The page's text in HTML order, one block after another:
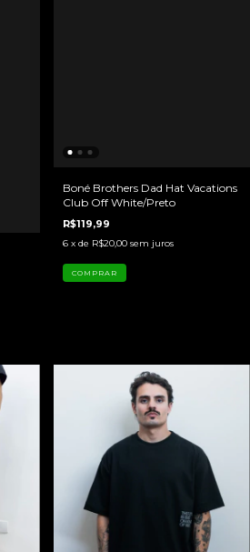
Boné Brothers Dad Hat Vacations
Club Off White/Preto
R$119,99
6 x de R$20,00 sem juros